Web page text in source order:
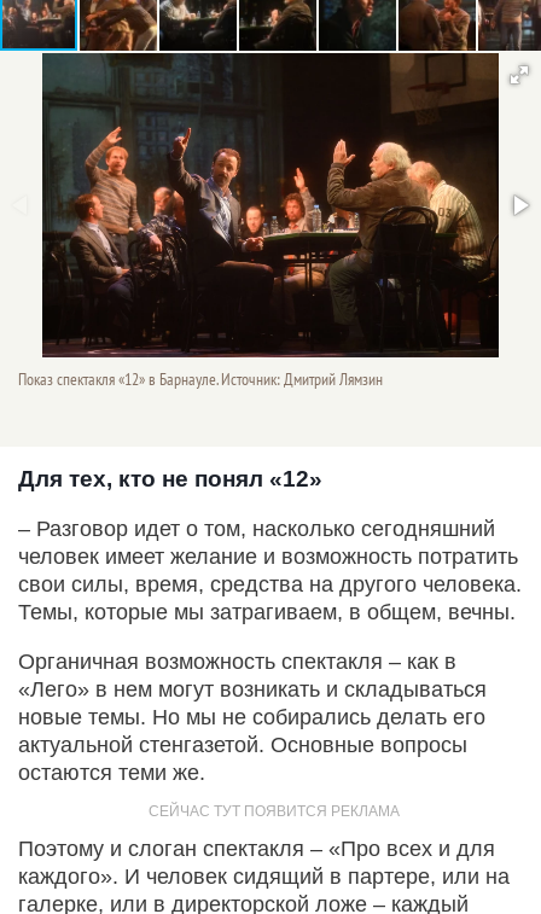
Показ спектакля «12» в Барнауле. Источник: Дмитрий Лямзин
Для тех, кто не понял «12»
– Разговор идет о том, насколько сегодняшний
человек имеет желание и возможность потратить
свои силы, время, средства на другого человека.
Темы, которые мы затрагиваем, в общем, вечны.
Органичная возможность спектакля – как в
«Лего» в нем могут возникать и складываться
новые темы. Но мы не собирались делать его
актуальной стенгазетой. Основные вопросы
остаются теми же.
Поэтому и слоган спектакля – «Про всех и для
каждого». И человек сидящий в партере, или на
галерке, или в директорской ложе – каждый